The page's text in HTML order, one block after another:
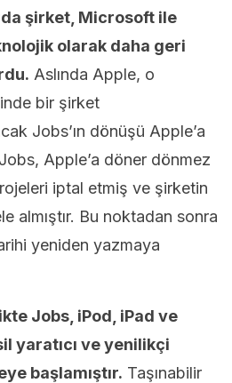
şirket, Microsoft ile
olarak daha geri
Aslında Apple, o
bir şirket
Jobs’ın dönüşü Apple’a
Apple’a döner dönmez
iptal etmiş ve şirketin
almıştır. Bu noktadan sonra
yeniden yazmaya
Jobs, iPod, iPad ve
yaratıcı ve yenilikçi
başlamıştır. Taşınabilir